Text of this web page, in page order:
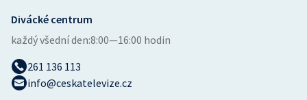
Divácké centrum
každý všední den:8:00—16:00 hodin
261 136 113
info@ceskatelevize.cz